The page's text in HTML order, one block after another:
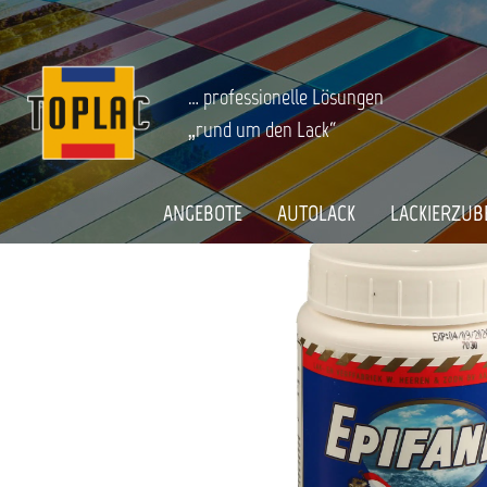
Zur Hauptnavigation springen
… professionelle Lösungen
„rund um den Lack“
ANGEBOTE AUTOLACK
Startseite BOOT & CARAVAN Bootslacke Grundierungen & Spachtel
EPIFANES ROSTENTFERNER E7-9
Bildergalerie überspringen